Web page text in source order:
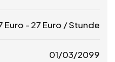
Euro - 27 Euro / Stunde
01/03/2099